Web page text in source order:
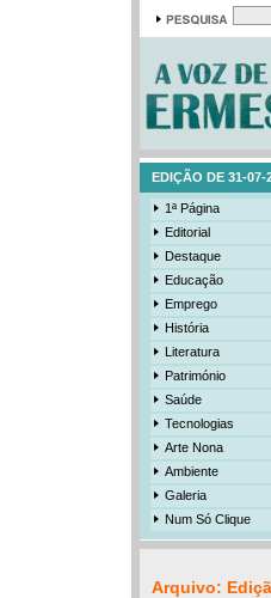
EDIÇÃO DE 31-07-
1ª Página
Editorial
Destaque
Educação
Emprego
História
Literatura
Património
Saúde
Tecnologias
Arte Nona
Ambiente
Galeria
Num Só Clique
Arquivo: